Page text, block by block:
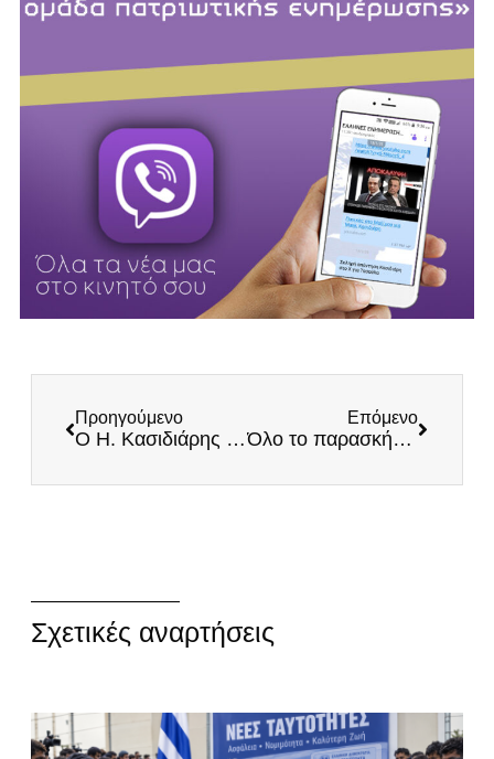
Προηγούμενο
Ο Η. Κασιδιάρης στην εορτή της Παναγίας-Χρόνια πολλά σε όλους τους Έλληνες!
Επόμενο
Όλο το παρασκήνιο από τη συνάντηση στο Λευκό Οίκο: Το αφεντικό Τραμπ, η κουστωδία των ηττημένων και ο σύμμαχος Μακρόν που αγαπάει το σουλτάνο
Σχετικές αναρτήσεις